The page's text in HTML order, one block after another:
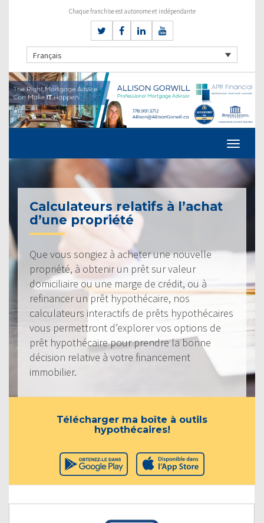
Chaque franchise est autonome et indépendante
Français
Calculateurs relatifs à l’achat
d’une propriété
Que vous songiez à acheter une nouvelle
propriété, à obtenir un prêt sur valeur
domiciliaire ou une marge de crédit, ou à
refinancer un prêt hypothécaire, nos
calculateurs interactifs de prêts hypothécaires
vous permettront d’explorer vos options de
prêt hypothécaire pour prendre la bonne
décision relative à votre financement
immobilier.
Télécharger ma boîte à outils
hypothécaires!